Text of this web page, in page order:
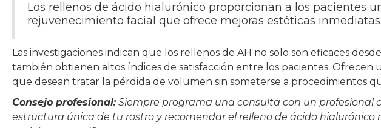
Los rellenos de ácido hialurónico proporcionan a los pacientes
rejuvenecimiento facial que ofrece mejoras estéticas inmediatas.
Las investigaciones indican que los rellenos de AH no solo son eficaces
también obtienen altos índices de satisfacción entre los pacientes. Ofrecen
que desean tratar la pérdida de volumen sin someterse a procedimientos
Consejo profesional: Siempre programa una consulta con un profesional
estructura única de tu rostro y recomendar el relleno de ácido